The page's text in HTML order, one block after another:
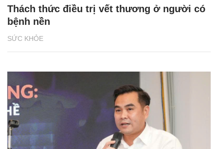
SỨC KHỎE
Thách thức điều trị vết thương ở người có
bệnh nền